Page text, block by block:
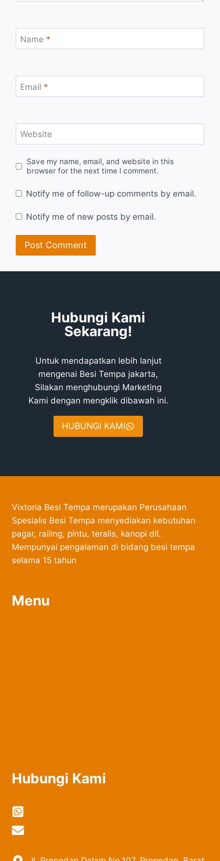
Name *
Email *
Website
Save my name, email, and website in this
browser for the next time I comment.
Notify me of follow-up comments by email.
Notify me of new posts by email.
Hubungi Kami
Sekarang!
Untuk mendapatkan lebih lanjut
mengenai Besi Tempa jakarta,
Silakan menghubungi Marketing
Kami dengan mengklik dibawah ini.
HUBUNGI KAMI
Vixtoria Besi Tempa merupakan Perusahaan
Spesialis Besi Tempa menyediakan kebutuhan
pagar, railing, pintu, teralis, kanopi dll.
Mempunyai pengalaman di bidang besi tempa
selama 15 tahun
Menu
Hubungi Kami